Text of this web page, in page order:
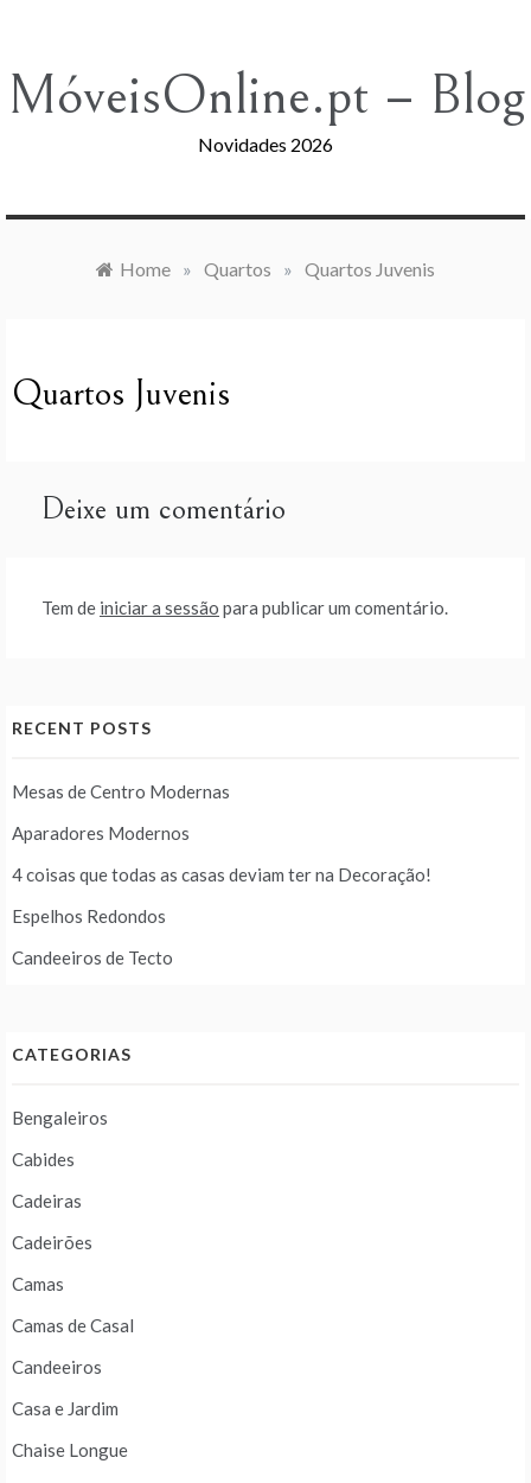
content
MóveisOnline.pt – Blog
Novidades 2026
Home » Quartos » Quartos Juvenis
Quartos Juvenis
Deixe um comentário
Tem de iniciar a sessão para publicar um comentário.
RECENT POSTS
Mesas de Centro Modernas
Aparadores Modernos
4 coisas que todas as casas deviam ter na Decoração!
Espelhos Redondos
Candeeiros de Tecto
CATEGORIAS
Bengaleiros
Cabides
Cadeiras
Cadeirões
Camas
Camas de Casal
Candeeiros
Casa e Jardim
Chaise Longue